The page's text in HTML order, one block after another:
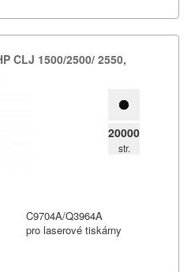
CLJ 1500/​2500/​ 2550,​
20000
str.
C9704A/Q3964A
pro laserové tiskárny